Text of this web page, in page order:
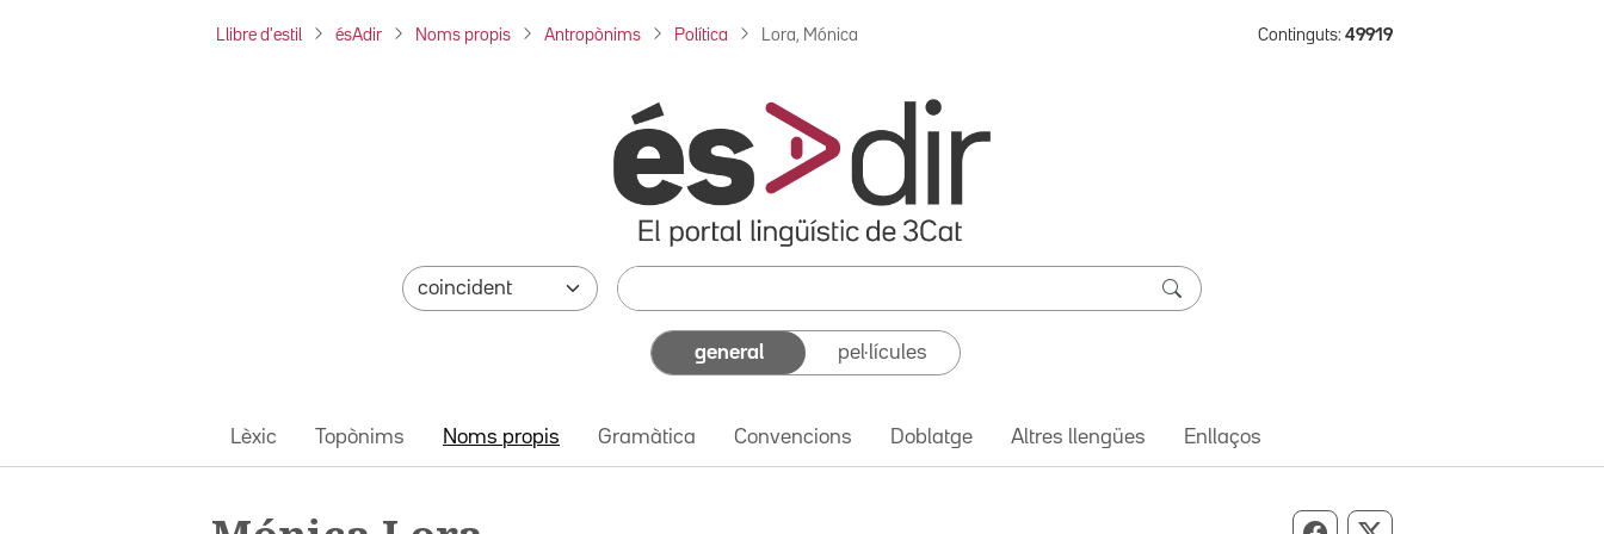
Llibre d'estil ésAdir Noms propis Antropònims Política Lora, Mónica Continguts: 49919
general pel·lícules
Lèxic Topònims Noms propis Gramàtica Convencions Doblatge Altres llengües Enllaços